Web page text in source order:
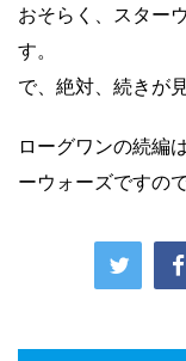
おそらく、スター
す。
で、絶対、続きが
ローグワンの続編
ーウォーズですの